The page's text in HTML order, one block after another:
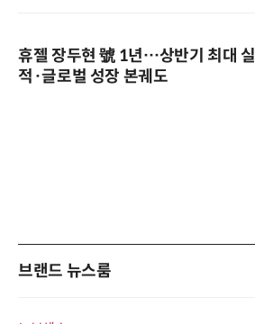
휴젤 장두현 號 1년…상반기 최대 실
적·글로벌 성장 본궤도
브랜드 뉴스룸